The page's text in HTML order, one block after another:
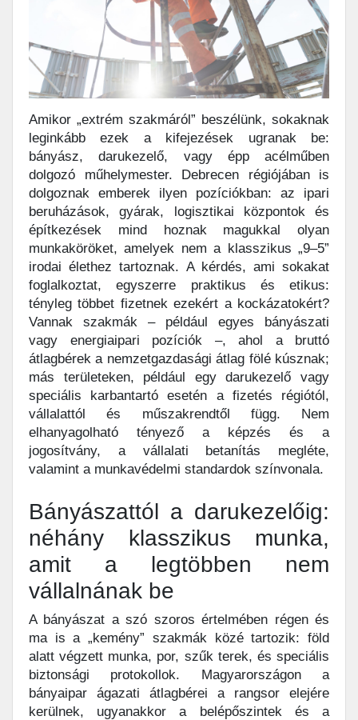
Amikor „extrém szakmáról” beszélünk, sokaknak
leginkább ezek a kifejezések ugranak be:
bányász, darukezelő, vagy épp acélműben
dolgozó műhelymester. Debrecen régiójában is
dolgoznak emberek ilyen pozíciókban: az ipari
beruházások, gyárak, logisztikai központok és
építkezések mind hoznak magukkal olyan
munkaköröket, amelyek nem a klasszikus „9–5”
irodai élethez tartoznak. A kérdés, ami sokakat
foglalkoztat, egyszerre praktikus és etikus:
tényleg többet fizetnek ezekért a kockázatokért?
Vannak szakmák – például egyes bányászati
vagy energiaipari pozíciók –, ahol a bruttó
átlagbérek a nemzetgazdasági átlag fölé kúsznak;
más területeken, például egy darukezelő vagy
speciális karbantartó esetén a fizetés régiótól,
vállalattól és műszakrendtől függ. Nem
elhanyagolható tényező a képzés és a
jogosítvány, a vállalati betanítás megléte,
valamint a munkavédelmi standardok színvonala.
Bányászattól a darukezelőig:
néhány klasszikus munka,
amit a legtöbben nem
vállalnának be
A bányászat a szó szoros értelmében régen és
ma is a „kemény” szakmák közé tartozik: föld
alatt végzett munka, por, szűk terek, és speciális
biztonsági protokollok. Magyarországon a
bányaipar ágazati átlagbérei a rangsor elejére
kerülnek, ugyanakkor a belépőszintek és a